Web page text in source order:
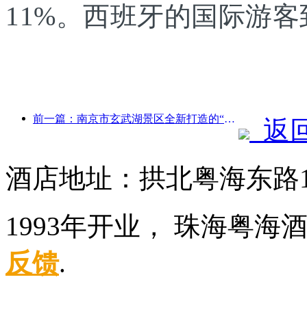
11%。西班牙的国际游
前一篇：南京市玄武湖景区全新打造的“金陵诗仙馆”等4座文化场馆正式开放
返
酒店地址：拱北粤海东
1993年开业， 珠海粤
反馈.